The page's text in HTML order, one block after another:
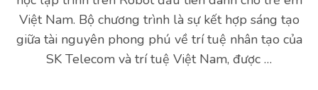
Việt Nam. Bộ chương trình là sự kết hợp sáng tạo
giữa tài nguyên phong phú về trí tuệ nhân tạo của
SK Telecom và trí tuệ Việt Nam, được …